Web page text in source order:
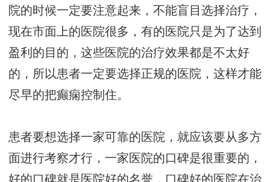
院的时候一定要注意起来，不能盲目选择治疗，
现在市面上的医院很多，有的医院只是为了达到
盈利的目的，这些医院的治疗效果都是不太好
的，所以患者一定要选择正规的医院，这样才能
尽早的把癫痫控制住。
患者要想选择一家可靠的医院，就应该要从多方
面进行考察才行，一家医院的口碑是很重要的，
好的口碑就是医院好的名誉，口碑好的医院在治